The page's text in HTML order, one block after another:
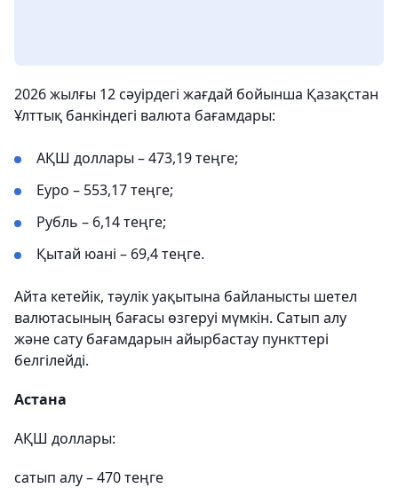
2026 жылғы 12 сәуірдегі жағдай бойынша Қазақстан
Ұлттық банкіндегі валюта бағамдары:
АҚШ доллары – 473,19 теңге;
Еуро – 553,17 теңге;
Рубль – 6,14 теңге;
Қытай юані – 69,4 теңге.
Айта кетейік, тәулік уақытына байланысты шетел
валютасының бағасы өзгеруі мүмкін. Сатып алу
және сату бағамдарын айырбастау пункттері
белгілейді.
Астана
АҚШ доллары:
сатып алу – 470 теңге